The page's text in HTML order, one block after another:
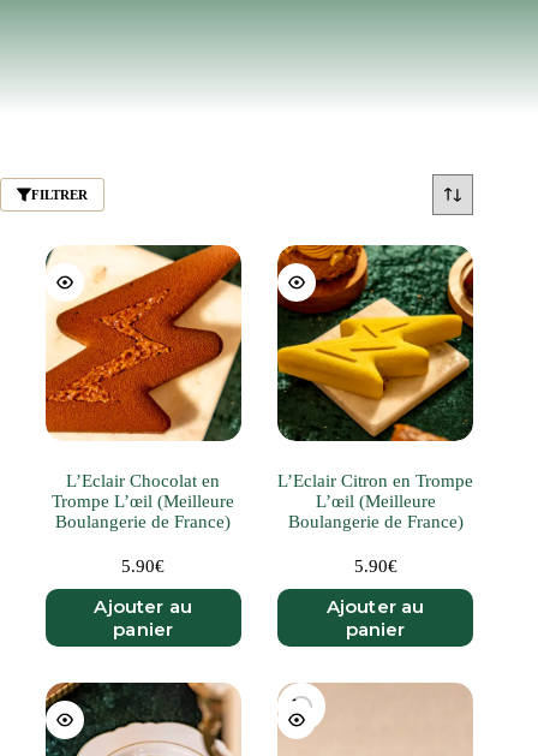
FILTRER
L’Eclair Chocolat en
Trompe L’œil (Meilleure
Boulangerie de France)
5.90€
Ajouter au
panier
L’Eclair Citron en Trompe
L’œil (Meilleure
Boulangerie de France)
5.90€
Ajouter au
panier